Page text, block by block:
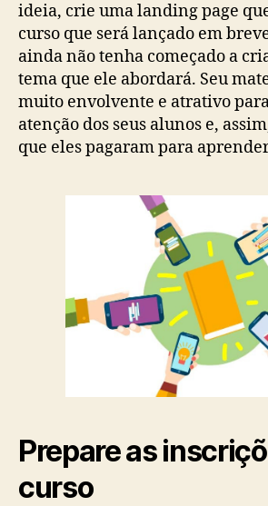
ideia, crie uma landing page
curso que será lançado em
ainda não tenha começado a
tema que ele abordará. Seu
muito envolvente e atrativo
atenção dos seus alunos e,
que eles pagaram para
Prepare as
curso